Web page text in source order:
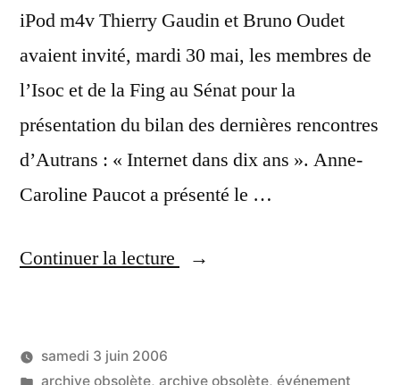
iPod m4v Thierry Gaudin et Bruno Oudet
avaient invité, mardi 30 mai, les membres de
l’Isoc et de la Fing au Sénat pour la
présentation du bilan des dernières rencontres
d’Autrans : « Internet dans dix ans ». Anne-
Caroline Paucot a présenté le …
Continuer la lecture
« Le
Publié
LucL
samedi 3 juin 2006
Publié
archive obsolète, archive obsolète, événement